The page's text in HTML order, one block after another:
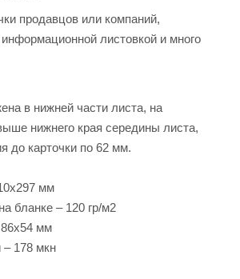
продавцов или компаний,
листовкой и много
в нижней части листа, на
нижнего края середины листа,
до карточки по 62 мм.
мм
бланке – 120 гр/м2
мм
– 178 мкн